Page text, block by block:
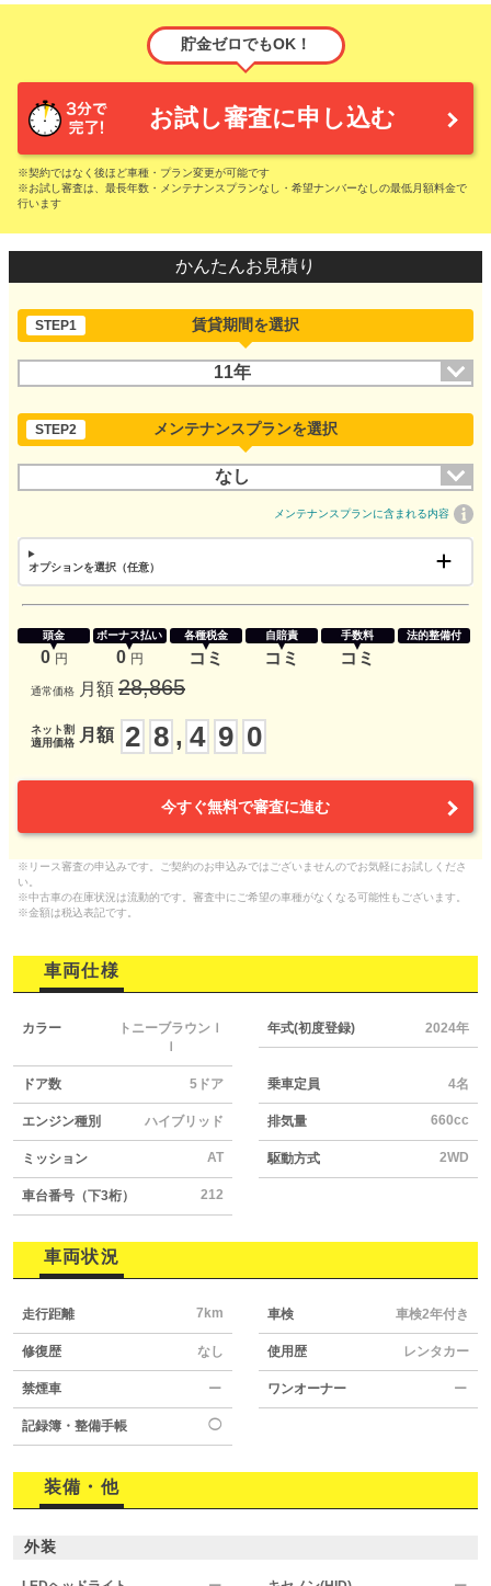
貯金ゼロでもOK！
お試し審査に申し込む
※契約ではなく後ほど車種・プラン変更が可能です
※お試し審査は、最長年数・メンテナンスプランなし・希望ナンバーなしの最低月額料金で
行います
かんたんお見積り
STEP1 賃貸期間を選択
11年
STEP2 メンテナンスプランを選択
なし
メンテナンスプランに含まれる内容
オプションを選択（任意）
頭金
0 円
ボーナス払い
0 円
各種税金
コミ
自賠責
コミ
手数料
コミ
法的整備付
通常価格 月額 28,865
ネット割
適用価格
月額 2 8 , 4 9 0
今すぐ無料で審査に進む
※リース審査の申込みです。ご契約のお申込みではございませんのでお気軽にお試しくださ
い。
※中古車の在庫状況は流動的です。審査中にご希望の車種がなくなる可能性もございます。
※金額は税込表記です。
車両仕様
カラー
トニーブラウンＩ
Ｉ
年式(初度登録) 2024年
ドア数 5ドア 乗車定員 4名
エンジン種別 ハイブリッド 排気量 660cc
ミッション AT 駆動方式 2WD
車台番号（下3桁） 212
車両状況
走行距離 7km 車検 車検2年付き
修復歴 なし 使用歴 レンタカー
禁煙車 ー ワンオーナー ー
記録簿・整備手帳 ◯
装備・他
外装